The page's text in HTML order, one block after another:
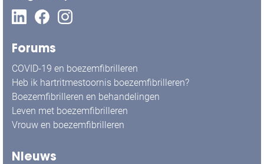
Forums
COVID-19 en boezemfibrilleren
Heb ik hartritmestoornis boezemfibrilleren?
Boezemfibrilleren en behandelingen
Leven met boezemfibrilleren
Vrouw en boezemfibrilleren
Nieuws